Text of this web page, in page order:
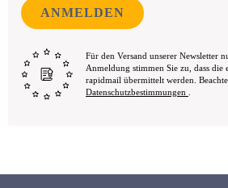
ANMELDEN
Für den Versand unserer Newsletter
Anmeldung stimmen Sie zu, dass die
rapidmail übermittelt werden.
Datenschutzbestimmungen